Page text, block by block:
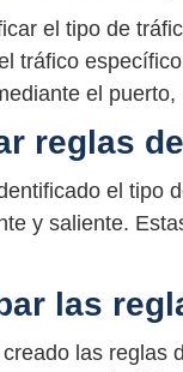
el tipo de
tráfico
el
reglas
el tipo
y saliente.
las
las reglas